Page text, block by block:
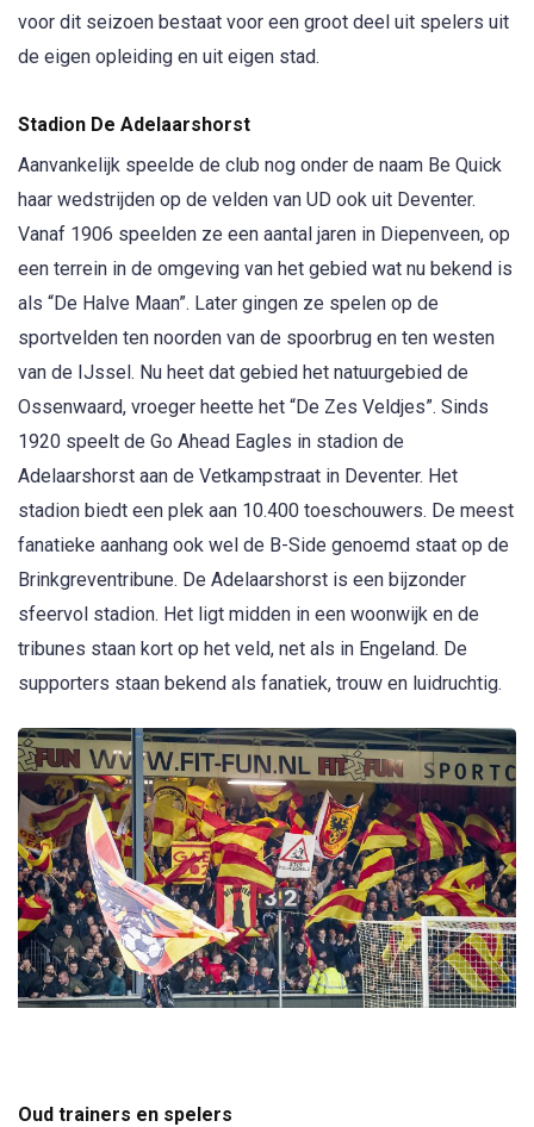
voor dit seizoen bestaat voor een groot deel uit spelers uit
de eigen opleiding en uit eigen stad.
Stadion De Adelaarshorst
Aanvankelijk speelde de club nog onder de naam Be Quick
haar wedstrijden op de velden van UD ook uit Deventer.
Vanaf 1906 speelden ze een aantal jaren in Diepenveen, op
een terrein in de omgeving van het gebied wat nu bekend is
als “De Halve Maan”. Later gingen ze spelen op de
sportvelden ten noorden van de spoorbrug en ten westen
van de IJssel. Nu heet dat gebied het natuurgebied de
Ossenwaard, vroeger heette het “De Zes Veldjes”. Sinds
1920 speelt de Go Ahead Eagles in stadion de
Adelaarshorst aan de Vetkampstraat in Deventer. Het
stadion biedt een plek aan 10.400 toeschouwers. De meest
fanatieke aanhang ook wel de B-Side genoemd staat op de
Brinkgreventribune. De Adelaarshorst is een bijzonder
sfeervol stadion. Het ligt midden in een woonwijk en de
tribunes staan kort op het veld, net als in Engeland. De
supporters staan bekend als fanatiek, trouw en luidruchtig.
Oud trainers en spelers